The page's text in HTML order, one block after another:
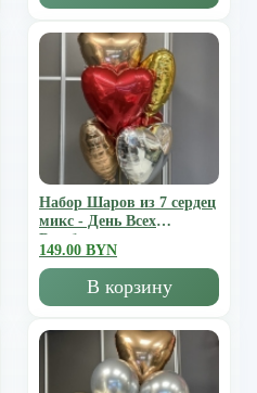
Набор Шаров из 7 сердец
микс - День Всех
Влюбленных
149.00 BYN
В корзину